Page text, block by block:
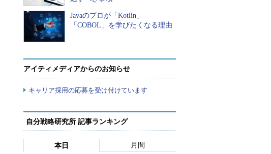
Javaのプロが「Kotlin」
「COBOL」を学びたくなる理由
アイティメディアからのお知らせ
キャリア採用の応募を受け付けています
自分戦略研究所 記事ランキング
本日 月間